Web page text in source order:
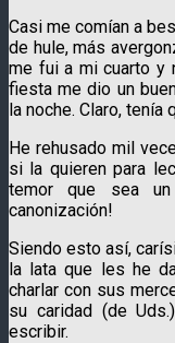
Casi me comían a
de hule, más
me fui a mi cuarto y
fiesta me dio un
la noche. Claro, tenía
He rehusado mil
si la quieren para
temor que sea
canonización!
Siendo esto así,
la lata que les he
charlar con sus
su caridad (de
escribir.